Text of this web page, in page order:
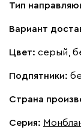
Тип
Вариант
Цвет: серый,
Подпятники:
Страна
Серия: